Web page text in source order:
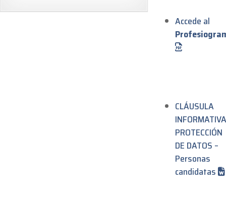
Accede al
CLÁUSULA
INFORMATIVA
PROTECCIÓN
DE DATOS –
Personas
candidatas